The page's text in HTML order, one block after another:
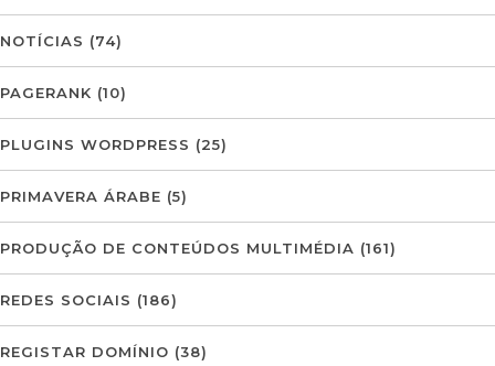
NOTÍCIAS (74)
PAGERANK (10)
PLUGINS WORDPRESS (25)
PRIMAVERA ÁRABE (5)
PRODUÇÃO DE CONTEÚDOS MULTIMÉDIA (161)
REDES SOCIAIS (186)
REGISTAR DOMÍNIO (38)